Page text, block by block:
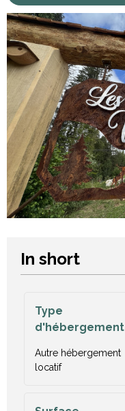
In short
Type
d'hébergement
Autre hébergement
locatif